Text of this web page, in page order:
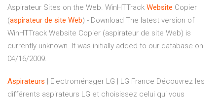
Aspirateur Sites on the Web. WinHTTrack Website Copier
(aspirateur de site Web) - Download The latest version of
WinHTTrack Website Copier (aspirateur de site Web) is
currently unknown. It was initially added to our database on
04/16/2009.
Aspirateurs | Electroménager LG | LG France Découvrez les
différents aspirateurs LG et choisissez celui qui vous